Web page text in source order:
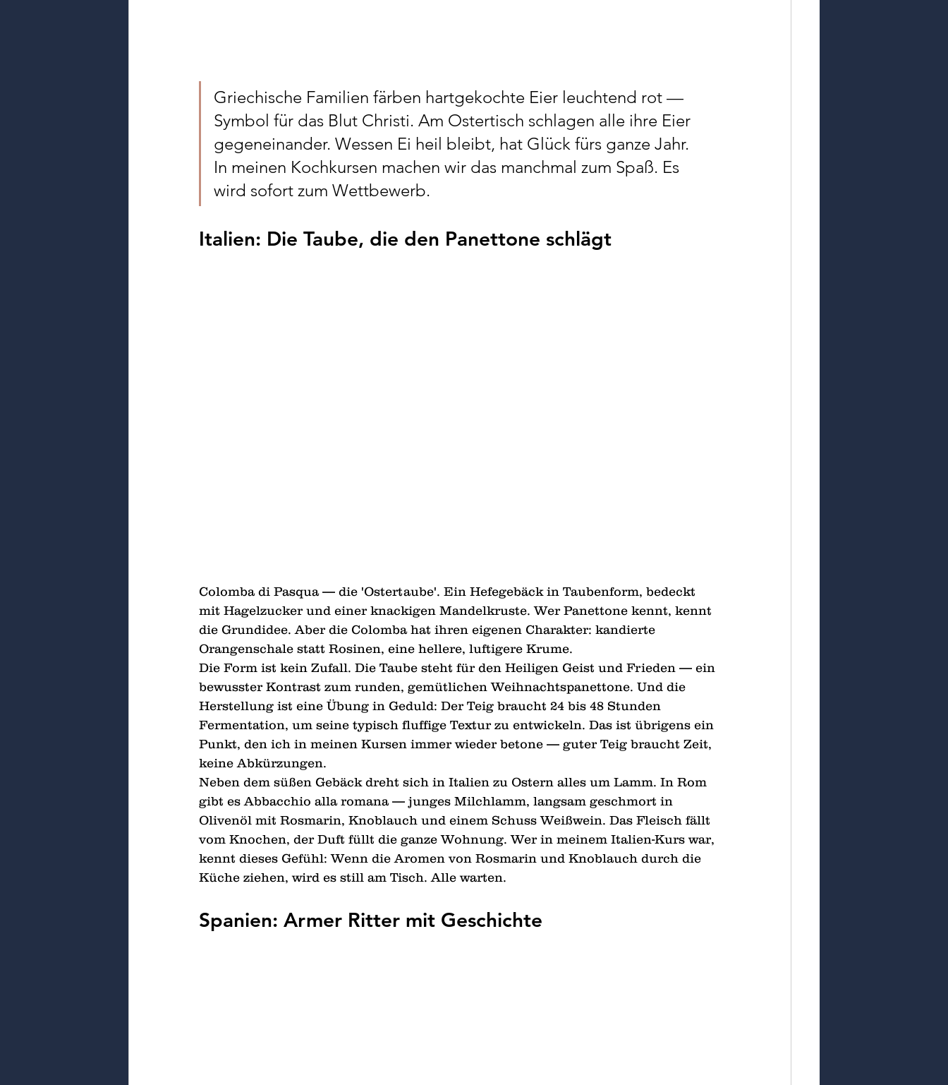
Griechische Familien färben hartgekochte Eier leuchtend rot —
Symbol für das Blut Christi. Am Ostertisch schlagen alle ihre Eier
gegeneinander. Wessen Ei heil bleibt, hat Glück fürs ganze Jahr.
In meinen Kochkursen machen wir das manchmal zum Spaß. Es
wird sofort zum Wettbewerb.
Italien: Die Taube, die den Panettone schlägt
Colomba di Pasqua — die 'Ostertaube'. Ein Hefegebäck in Taubenform, bedeckt
mit Hagelzucker und einer knackigen Mandelkruste. Wer Panettone kennt, kennt
die Grundidee. Aber die Colomba hat ihren eigenen Charakter: kandierte
Orangenschale statt Rosinen, eine hellere, luftigere Krume.
Die Form ist kein Zufall. Die Taube steht für den Heiligen Geist und Frieden — ein
bewusster Kontrast zum runden, gemütlichen Weihnachtspanettone. Und die
Herstellung ist eine Übung in Geduld: Der Teig braucht 24 bis 48 Stunden
Fermentation, um seine typisch fluffige Textur zu entwickeln. Das ist übrigens ein
Punkt, den ich in meinen Kursen immer wieder betone — guter Teig braucht Zeit,
keine Abkürzungen.
Neben dem süßen Gebäck dreht sich in Italien zu Ostern alles um Lamm. In Rom
gibt es Abbacchio alla romana — junges Milchlamm, langsam geschmort in
Olivenöl mit Rosmarin, Knoblauch und einem Schuss Weißwein. Das Fleisch fällt
vom Knochen, der Duft füllt die ganze Wohnung. Wer in meinem Italien-Kurs war,
kennt dieses Gefühl: Wenn die Aromen von Rosmarin und Knoblauch durch die
Küche ziehen, wird es still am Tisch. Alle warten.
Spanien: Armer Ritter mit Geschichte